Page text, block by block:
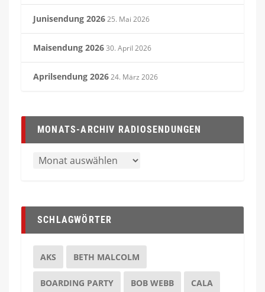
Junisendung 202625. Mai 2026
Maisendung 202630. April 2026
Aprilsendung 202624. März 2026
MONATS-ARCHIV RADIOSENDUNGEN
SCHLAGWÖRTER
AKS BETH MALCOLM
BOARDING PARTY BOB WEBB CALA